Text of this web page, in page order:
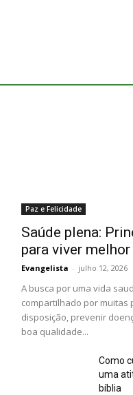
Paz e Felicidade
Saúde plena:
para viver melhor
Evangelista - julho 12, 2026
A busca por uma vida
compartilhado por muitas
disposição, prevenir
boa qualidade...
Como
uma
bíblia